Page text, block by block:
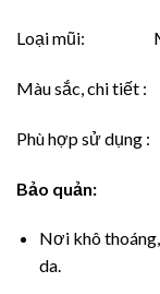
Loại mũi:
Màu sắc, chi tiết :
Phù hợp sử dụng
Bảo quản:
Nơi khô
da.